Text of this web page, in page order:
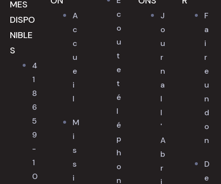
MES
DISPO
NIBLE
S
4
1
8
6
5
9
-
1
0
A
c
c
u
e
i
l
M
i
s
s
i
c
o
u
t
e
t
é
l
é
p
h
o
n
J
o
u
r
n
a
l
l
'
A
b
r
i
F
a
i
r
e
u
n
d
o
n
D
e